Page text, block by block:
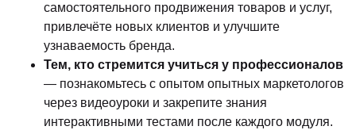
самостоятельного продвижения товаров и услуг,
привлечёте новых клиентов и улучшите
узнаваемость бренда.
Тем, кто стремится учиться у профессионалов
— познакомьтесь с опытом опытных маркетологов
через видеоуроки и закрепите знания
интерактивными тестами после каждого модуля.